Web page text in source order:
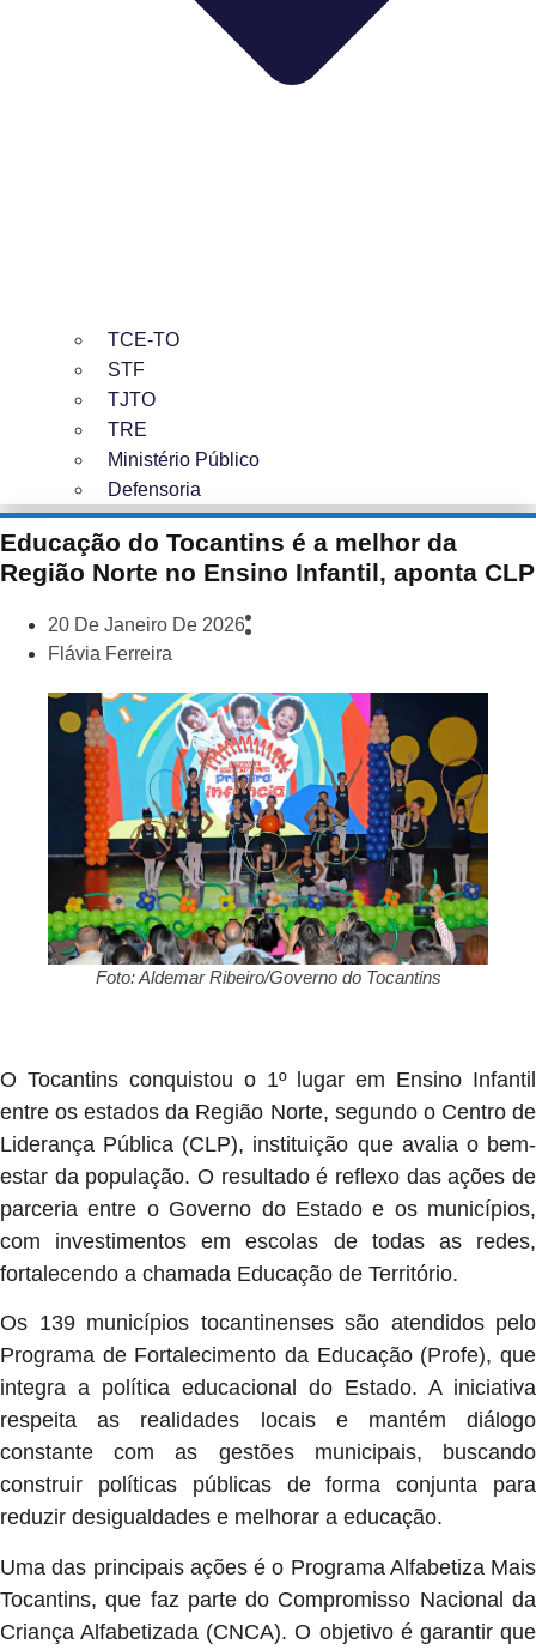
TCE-TO
STF
TJTO
TRE
Ministério Público
Defensoria
Educação do Tocantins é a melhor da
Região Norte no Ensino Infantil, aponta CLP
20 De Janeiro De 2026
Flávia Ferreira
Foto: Aldemar Ribeiro/Governo do Tocantins
O Tocantins conquistou o 1º lugar em Ensino Infantil
entre os estados da Região Norte, segundo o Centro de
Liderança Pública (CLP), instituição que avalia o bem-
estar da população. O resultado é reflexo das ações de
parceria entre o Governo do Estado e os municípios,
com investimentos em escolas de todas as redes,
fortalecendo a chamada Educação de Território.
Os 139 municípios tocantinenses são atendidos pelo
Programa de Fortalecimento da Educação (Profe), que
integra a política educacional do Estado. A iniciativa
respeita as realidades locais e mantém diálogo
constante com as gestões municipais, buscando
construir políticas públicas de forma conjunta para
reduzir desigualdades e melhorar a educação.
Uma das principais ações é o Programa Alfabetiza Mais
Tocantins, que faz parte do Compromisso Nacional da
Criança Alfabetizada (CNCA). O objetivo é garantir que